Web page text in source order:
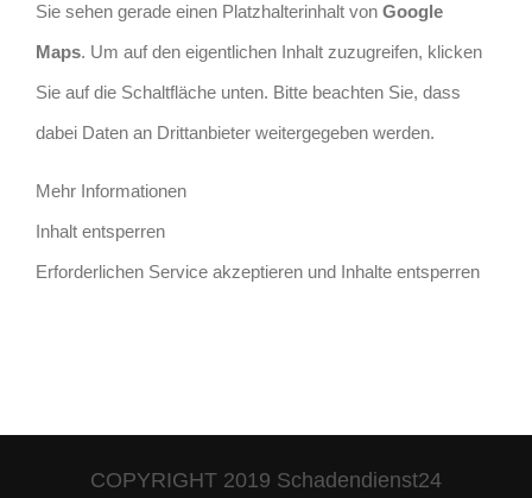
Sie sehen gerade einen Platzhalterinhalt von Google
Maps. Um auf den eigentlichen Inhalt zuzugreifen, klicken
Sie auf die Schaltfläche unten. Bitte beachten Sie, dass
dabei Daten an Drittanbieter weitergegeben werden.
Mehr Informationen
Inhalt entsperren
Erforderlichen Service akzeptieren und Inhalte entsperren
COPYRIGHT 2019 Schadendienst24